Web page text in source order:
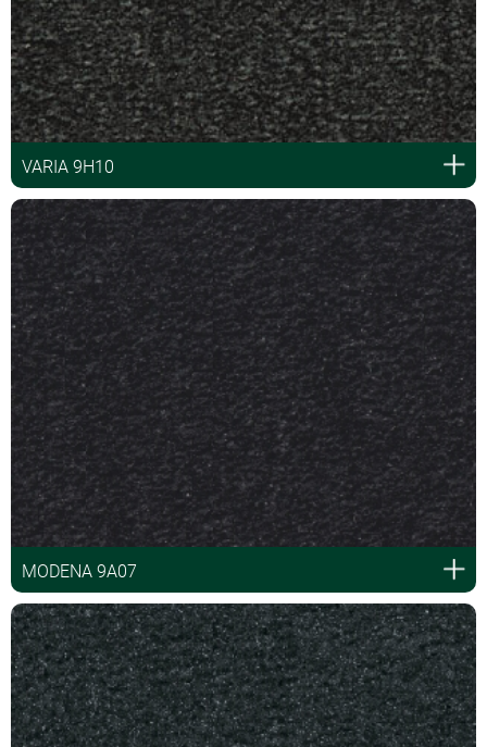
VARIA 9H10
MODENA 9A07